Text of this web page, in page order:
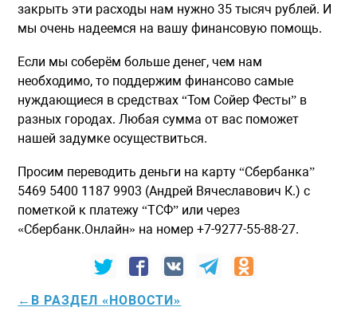
закрыть эти расходы нам нужно 35 тысяч рублей. И
мы очень надеемся на вашу финансовую помощь.
Если мы соберём больше денег, чем нам
необходимо, то поддержим финансово самые
нуждающиеся в средствах “Том Сойер Фесты” в
разных городах. Любая сумма от вас поможет
нашей задумке осуществиться.
Просим переводить деньги на карту “Сбербанка”
5469 5400 1187 9903 (Андрей Вячеславович К.) с
пометкой к платежу “ТСФ” или через
«Сбербанк.Онлайн» на номер +7-9277-55-88-27.
←В РАЗДЕЛ «НОВОСТИ»